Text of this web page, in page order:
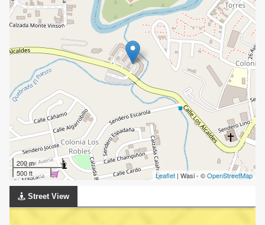
200 m
500 ft
Leaflet | Wasi - ©OpenStreetMap
Street View